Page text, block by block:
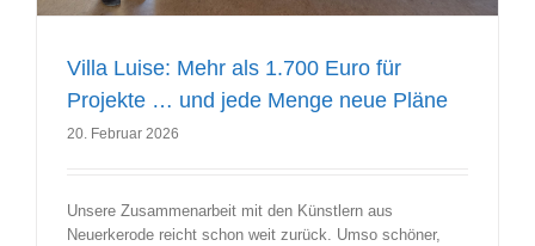
Villa Luise: Mehr als 1.700 Euro für
Projekte … und jede Menge neue Pläne
20. Februar 2026
Unsere Zusammenarbeit mit den Künstlern aus
Neuerkerode reicht schon weit zurück. Umso schöner,